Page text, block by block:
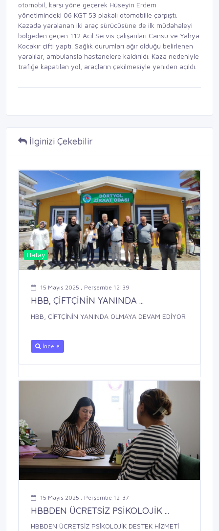
otomobil, karşı yöne geçerek Hüseyin Erdem
yönetimindeki 06 KGT 53 plakalı otomobille çarpıştı.
Kazada yaralanan iki araç sürücüsüne de ilk müdahaleyi
bölgeden geçen 112 Acil Servis çalışanları Cansu ve Yahya
Kocakır çifti yaptı. Sağlık durumları ağır olduğu belirlenen
yaralılar, ambulansla hastanelere kaldırıldı. Kaza nedeniyle
trafiğe kapatılan yol, araçların çekilmesiyle yeniden açıldı.
İlginizi Çekebilir
Hatay
15 Mayıs 2025 , Perşembe 12:39
HBB, ÇİFTÇİNİN YANINDA ...
HBB, ÇİFTÇİNİN YANINDA OLMAYA DEVAM EDİYOR
İncele
15 Mayıs 2025 , Perşembe 12:37
HBBDEN ÜCRETSİZ PSİKOLOJİK ...
HBBDEN ÜCRETSİZ PSİKOLOJİK DESTEK HİZMETİ